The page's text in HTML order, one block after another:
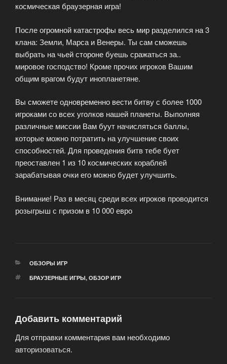
космическая браузерная игра!
После огромной катастрофы весь мир разделился на 3
клана: Земли, Марса и Венеры. Ты сам сможешь
выбрать на чьей стороне буешь сражаться за..
мировое господство! Кроме прочих игроков Вашим
общим врагом будут инопланетяне.
Вы сможете одновременно вести битву с более 1000
игроками со всех уголков нашей планеты. Выполняя
различные миссии Вам буут начисляться баллы,
которые можно потратить на улучшение своих
способностей. Для проведения битв тебе бует
преоставлен 1 из 10 космических кораблей
зарабатывая очки его можно будет улучшить.
Внимание! Раз в месяц среди всех игроков проводится
розыгрыш с призом в 10 000 евро
РУБРИКИ
ОБЗОРЫ ИГР
МЕТКИ
БРАУЗЕРНЫЕ ИГРЫ, ОБЗОР ИГР
Добавить комментарий
Для отправки комментария вам необходимо
авторизоваться.